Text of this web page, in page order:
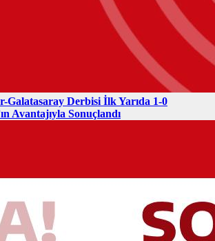
Galatasaray Derbisi İlk Yarıda 1-0
Avantajıyla Sonuçlandı